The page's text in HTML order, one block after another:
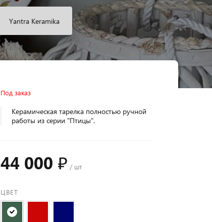
Yantra Keramika
Под заказ
Керамическая тарелка полностью ручной
работы из серии "Птицы".
44 000 ₽ / шт
ЦВЕТ